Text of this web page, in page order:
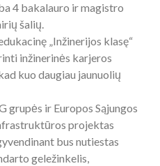
4 bakalauro ir magistro
šalių.
„Inžinerijos klasę“
inžinerinės karjeros
kuo daugiau jaunuolių
grupės ir Europos Sąjungos
projektas
bus nutiestas
geležinkelis,